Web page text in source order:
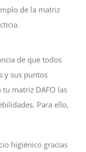
de la matriz
de que todos
y sus puntos
matriz DAFO las
Para ello,
higiénico gracias